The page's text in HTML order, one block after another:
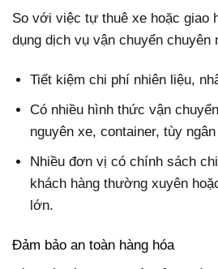
So với việc tự thuê xe hoặc giao
dụng dịch vụ vận chuyển chuyên
Tiết kiệm chi phí nhiên liệu,
Có nhiều hình thức vận
nguyên xe, container, tùy
Nhiều đơn vị có chính sách
khách hàng thường xuyên
lớn.
Đảm bảo an toàn hàng hóa